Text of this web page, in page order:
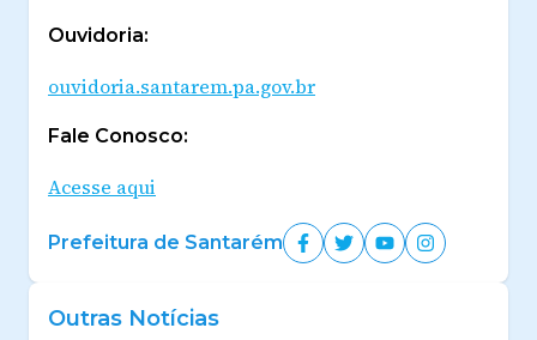
Ouvidoria:
ouvidoria.santarem.pa.gov.br
Fale Conosco:
Acesse aqui
Prefeitura de Santarém
Outras Notícias